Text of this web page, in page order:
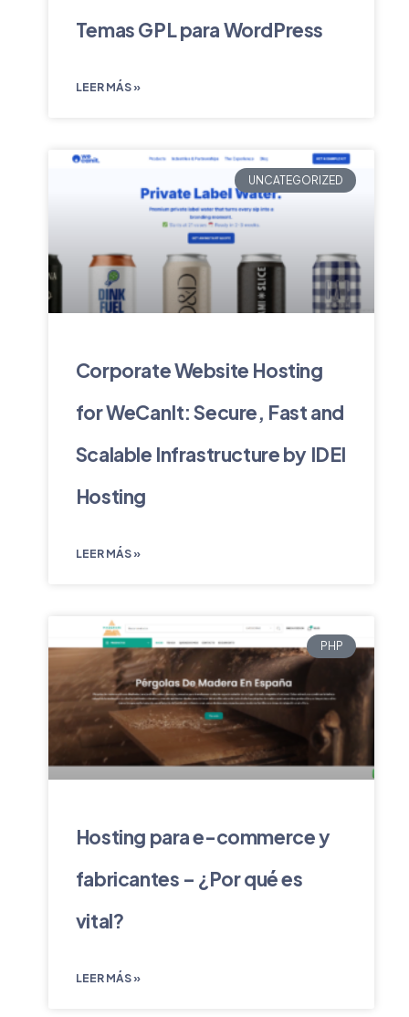
Temas GPL para WordPress
LEER MÁS »
UNCATEGORIZED
Corporate Website Hosting
for WeCanIt: Secure, Fast and
Scalable Infrastructure by IDEI
Hosting
LEER MÁS »
PHP
Hosting para e-commerce y
fabricantes – ¿Por qué es
vital?
LEER MÁS »